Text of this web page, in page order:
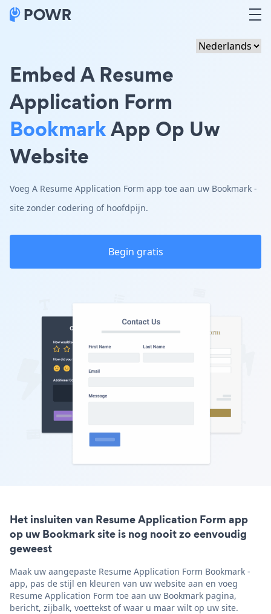
Embed A Resume
Application Form
BookmarkApp Op Uw
Website
Voeg A Resume Application Form app toe aan uw Bookmark -
site zonder codering of hoofdpijn.
Begin gratis
Het insluiten van Resume Application Form app
op uw Bookmark site is nog nooit zo eenvoudig
geweest
Maak uw aangepaste Resume Application Form Bookmark -
app, pas de stijl en kleuren van uw website aan en voeg
Resume Application Form toe aan uw Bookmark pagina,
bericht, zijbalk, voettekst of waar u maar wilt op uw site.